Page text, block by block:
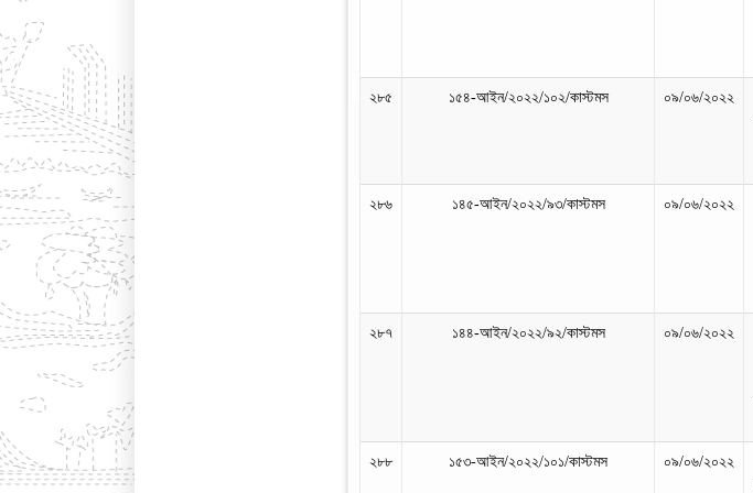
২৮৫ ১৫৪-আইন/২০২২/১০২/কাস্টমস ০৯/০৬/২০২২
২৮৬ ১৪৫-আইন/২০২২/৯৩/কাস্টমস ০৯/০৬/২০২২
২৮৭ ১৪৪-আইন/২০২২/৯২/কাস্টমস ০৯/০৬/২০২২
২৮৮ ১৫৩-আইন/২০২২/১০১/কাস্টমস ০৯/০৬/২০২২